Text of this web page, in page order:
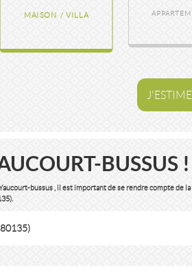
MAISON / VILLA
J'ESTIME
BUSSUS !
bussus , il est important de se rendre compte